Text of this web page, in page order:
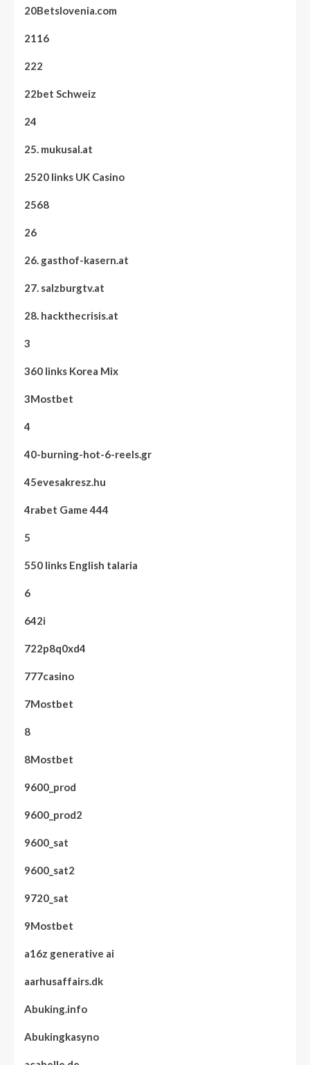
20Betslovenia.com
2116
222
22bet Schweiz
24
25. mukusal.at
2520 links UK Casino
2568
26
26. gasthof-kasern.at
27. salzburgtv.at
28. hackthecrisis.at
3
360 links Korea Mix
3Mostbet
4
40-burning-hot-6-reels.gr
45evesakresz.hu
4rabet Game 444
5
550 links English talaria
6
642i
722p8q0xd4
777casino
7Mostbet
8
8Mostbet
9600_prod
9600_prod2
9600_sat
9600_sat2
9720_sat
9Mostbet
a16z generative ai
aarhusaffairs.dk
Abuking.info
Abukingkasyno